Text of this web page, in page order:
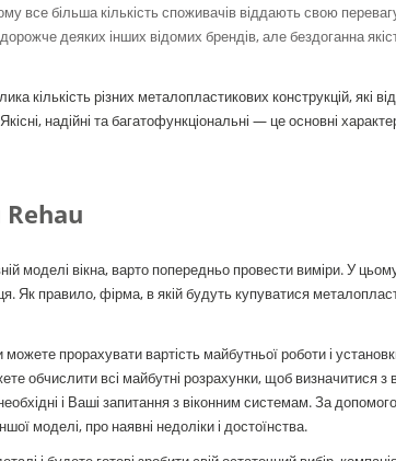
все більша кількість споживачів віддають свою
деяких інших відомих брендів, але бездоганна
кількість різних металопластикових конструкцій, які
надійні та багатофункціональні — це основні
Rehau
моделі вікна, варто попередньо провести виміри. У
Як правило, фірма, в якій будуть купуватися
прорахувати вартість майбутньої роботи і
обчислити всі майбутні розрахунки, щоб визначитися
і Ваші запитання з віконним системам. За
моделі, про наявні недоліки і достоїнства.